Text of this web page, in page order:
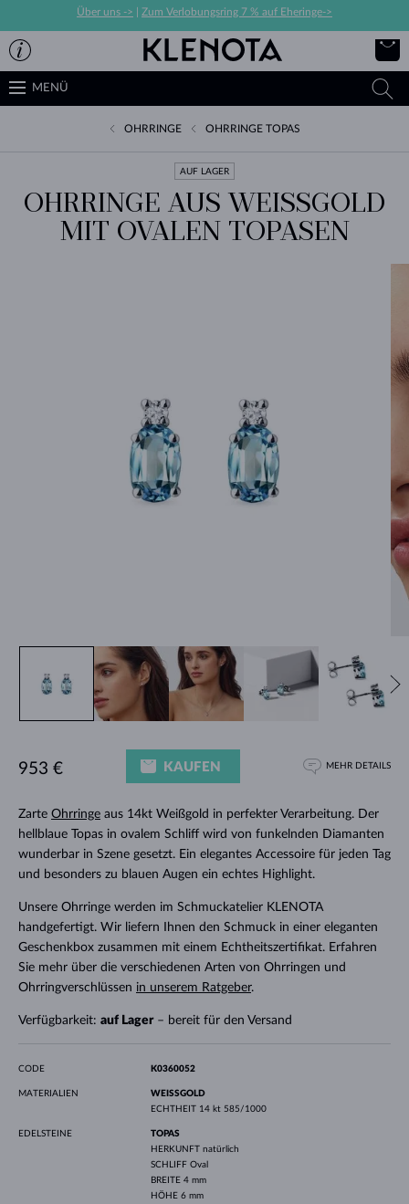
Über uns -> Zum Verlobungsring 7 % auf Eheringe->
MENÜ
OHRRINGE OHRRINGE TOPAS
AUF LAGER
OHRRINGE AUS WEISSGOLD M
IT OVALEN TOPASEN
Zarte Ohrringeaus 14kt Weißgold in perfekter Verarbeitung. Der
hellblaue Topas in ovalem Schliff wird von funkelnden Diamanten
wunderbar in Szene gesetzt. Ein elegantes Accessoire für jeden Tag
und besonders zu blauen Augen ein echtes Highlight.
Unsere Ohrringe werden im Schmuckatelier KLENOTA
handgefertigt. Wir liefern Ihnen den Schmuck in einer eleganten
Geschenkbox zusammen mit einem Echtheitszertifikat. Erfahren
Sie mehr über die verschiedenen Arten von Ohrringen und
Ohrringverschlüssen in unserem Ratgeber.
Verfügbarkeit: auf Lager– bereit für den Versand
953 € KAUFEN MEHR DETAILS
CODE K0360052
MATERIALIEN
WEISSGOLD
ECHTHEIT 14 kt 585/1000
EDELSTEINE
TOPAS
HERKUNFT natürlich
SCHLIFF Oval
BREITE 4 mm
HÖHE 6 mm